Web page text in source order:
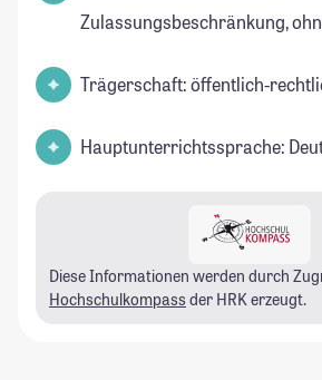
Zulassungsbeschränkung,
Trägerschaft: öffentlich-
Hauptunterrichtssprache:
Diese Informationen werden durch
Hochschulkompass der HRK erzeugt.